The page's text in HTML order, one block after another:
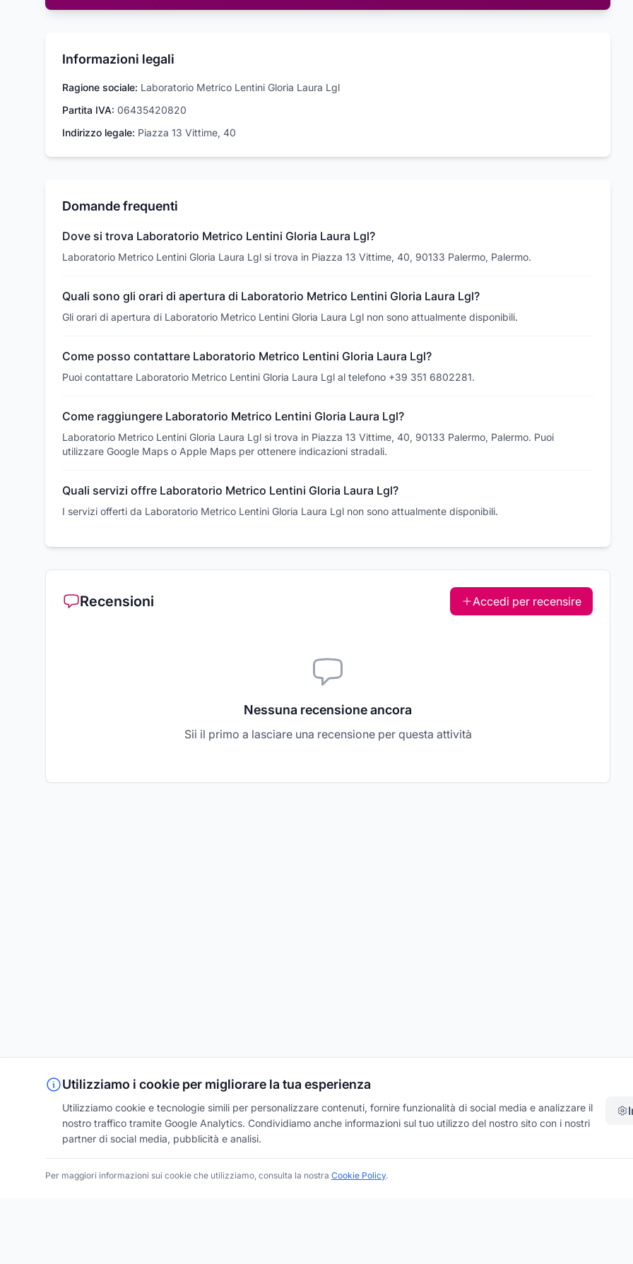
Informazioni legali
Ragione sociale: Laboratorio Metrico Lentini Gloria Laura Lgl
Partita IVA: 06435420820
Indirizzo legale: Piazza 13 Vittime, 40
Domande frequenti
Dove si trova Laboratorio Metrico Lentini Gloria Laura Lgl?
Laboratorio Metrico Lentini Gloria Laura Lgl si trova in Piazza 13 Vittime, 40, 90133 Palermo, Palermo.
Quali sono gli orari di apertura di Laboratorio Metrico Lentini Gloria Laura Lgl?
Gli orari di apertura di Laboratorio Metrico Lentini Gloria Laura Lgl non sono attualmente disponibili.
Come posso contattare Laboratorio Metrico Lentini Gloria Laura Lgl?
Puoi contattare Laboratorio Metrico Lentini Gloria Laura Lgl al telefono +39 351 6802281.
Come raggiungere Laboratorio Metrico Lentini Gloria Laura Lgl?
Laboratorio Metrico Lentini Gloria Laura Lgl si trova in Piazza 13 Vittime, 40, 90133 Palermo, Palermo. Puoi
utilizzare Google Maps o Apple Maps per ottenere indicazioni stradali.
Quali servizi offre Laboratorio Metrico Lentini Gloria Laura Lgl?
I servizi offerti da Laboratorio Metrico Lentini Gloria Laura Lgl non sono attualmente disponibili.
Recensioni Accedi per recensire
Nessuna recensione ancora
Sii il primo a lasciare una recensione per questa attività
Utilizziamo i cookie per migliorare la tua esperienza
Utilizziamo cookie e tecnologie simili per personalizzare contenuti, fornire funzionalità di social media e analizzare il
nostro traffico tramite Google Analytics. Condividiamo anche informazioni sul tuo utilizzo del nostro sito con i nostri
partner di social media, pubblicità e analisi.
Per maggiori informazioni sui cookie che utilizziamo, consulta la nostra Cookie Policy.